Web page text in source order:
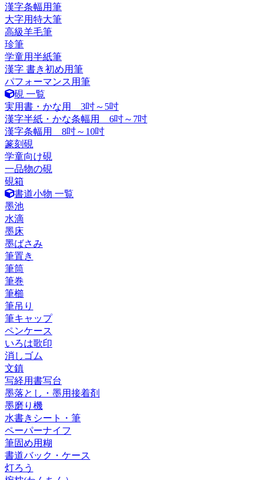
漢字条幅用筆
大字用特大筆
高級羊毛筆
珍筆
学童用半紙筆
漢字 書き初め用筆
パフォーマンス用筆
硯 一覧
実用書・かな用 3吋～5吋
漢字半紙・かな条幅用 6吋～7吋
漢字条幅用 8吋～10吋
篆刻硯
学童向け硯
一品物の硯
硯箱
書道小物 一覧
墨池
水滴
墨床
墨ばさみ
筆置き
筆筒
筆巻
筆櫛
筆吊り
筆キャップ
ペンケース
いろは歌印
消しゴム
文鎮
写経用書写台
墨落とし・墨用接着剤
墨磨り機
水書きシート・筆
ペーパーナイフ
筆固め用糊
書道バック・ケース
灯ろう